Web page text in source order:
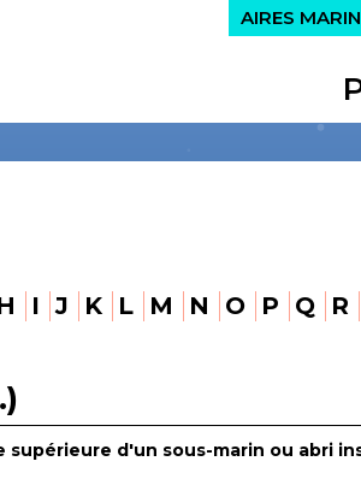
AIRES
I J K L M N O P Q R
d'un sous-marin ou abri